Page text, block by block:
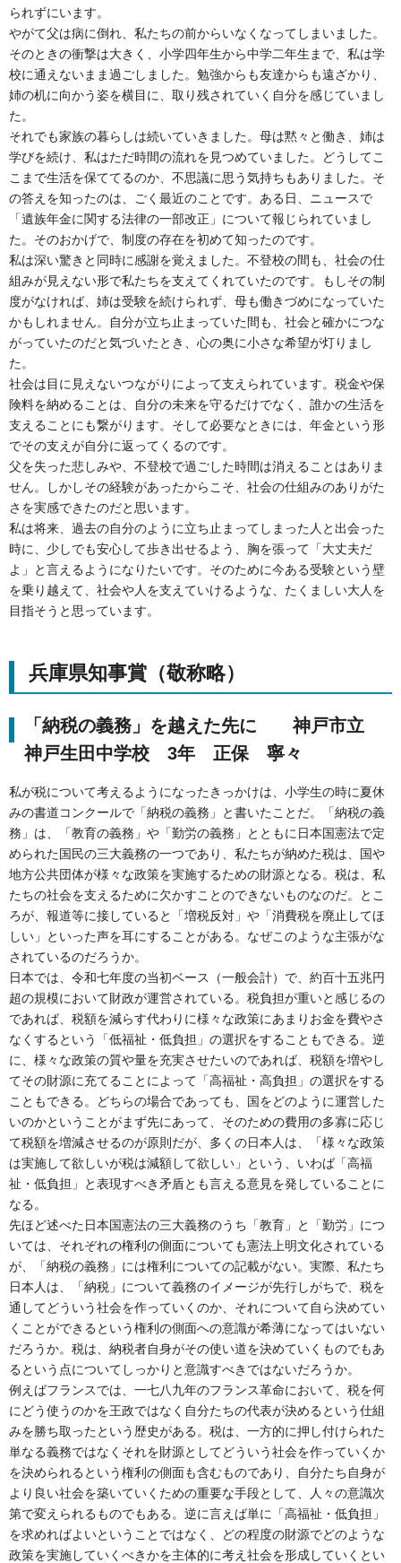
られずにいます。
やがて父は病に倒れ、私たちの前からいなくなってしまいました。
そのときの衝撃は大きく、小学四年生から中学二年生まで、私は学
校に通えないまま過ごしました。勉強からも友達からも遠ざかり、
姉の机に向かう姿を横目に、取り残されていく自分を感じていまし
た。
それでも家族の暮らしは続いていきました。母は黙々と働き、姉は
学びを続け、私はただ時間の流れを見つめていました。どうしてこ
こまで生活を保ててるのか、不思議に思う気持ちもありました。そ
の答えを知ったのは、ごく最近のことです。ある日、ニュースで
「遺族年金に関する法律の一部改正」について報じられていまし
た。そのおかげで、制度の存在を初めて知ったのです。
私は深い驚きと同時に感謝を覚えました。不登校の間も、社会の仕
組みが見えない形で私たちを支えてくれていたのです。もしその制
度がなければ、姉は受験を続けられず、母も働きづめになっていた
かもしれません。自分が立ち止まっていた間も、社会と確かにつな
がっていたのだと気づいたとき、心の奥に小さな希望が灯りまし
た。
社会は目に見えないつながりによって支えられています。税金や保
険料を納めることは、自分の未来を守るだけでなく、誰かの生活を
支えることにも繋がります。そして必要なときには、年金という形
でその支えが自分に返ってくるのです。
父を失った悲しみや、不登校で過ごした時間は消えることはありま
せん。しかしその経験があったからこそ、社会の仕組みのありがた
さを実感できたのだと思います。
私は将来、過去の自分のように立ち止まってしまった人と出会った
時に、少しでも安心して歩き出せるよう、胸を張って「大丈夫だ
よ」と言えるようになりたいです。そのために今ある受験という壁
を乗り越えて、社会や人を支えていけるような、たくましい大人を
目指そうと思っています。
兵庫県知事賞（敬称略）
「納税の義務」を越えた先に 神戸市立
神戸生田中学校 3年 正保 寧々
私が税について考えるようになったきっかけは、小学生の時に夏休
みの書道コンクールで「納税の義務」と書いたことだ。「納税の義
務」は、「教育の義務」や「勤労の義務」とともに日本国憲法で定
められた国民の三大義務の一つであり、私たちが納めた税は、国や
地方公共団体が様々な政策を実施するための財源となる。税は、私
たちの社会を支えるために欠かすことのできないものなのだ。とこ
ろが、報道等に接していると「増税反対」や「消費税を廃止してほ
しい」といった声を耳にすることがある。なぜこのような主張がな
されているのだろうか。
日本では、令和七年度の当初ベース（一般会計）で、約百十五兆円
超の規模において財政が運営されている。税負担が重いと感じるの
であれば、税額を減らす代わりに様々な政策にあまりお金を費やさ
なくするという「低福祉・低負担」の選択をすることもできる。逆
に、様々な政策の質や量を充実させたいのであれば、税額を増やし
てその財源に充てることによって「高福祉・高負担」の選択をする
こともできる。どちらの場合であっても、国をどのように運営した
いのかということがまず先にあって、そのための費用の多寡に応じ
て税額を増減させるのが原則だが、多くの日本人は、「様々な政策
は実施して欲しいが税は減額して欲しい」という、いわば「高福
祉・低負担」と表現すべき矛盾とも言える意見を発していることに
なる。
先ほど述べた日本国憲法の三大義務のうち「教育」と「勤労」につ
いては、それぞれの権利の側面についても憲法上明文化されている
が、「納税の義務」には権利についての記載がない。実際、私たち
日本人は、「納税」について義務のイメージが先行しがちで、税を
通してどういう社会を作っていくのか、それについて自ら決めてい
くことができるという権利の側面への意識が希薄になってはいない
だろうか。税は、納税者自身がその使い道を決めていくものでもあ
るという点についてしっかりと意識すべきではないだろうか。
例えばフランスでは、一七八九年のフランス革命において、税を何
にどう使うのかを王政ではなく自分たちの代表が決めるという仕組
みを勝ち取ったという歴史がある。税は、一方的に押し付けられた
単なる義務ではなくそれを財源としてどういう社会を作っていくか
を決められるという権利の側面も含むものであり、自分たち自身が
より良い社会を築いていくための重要な手段として、人々の意識次
第で変えられるものでもある。逆に言えば単に「高福祉・低負担」
を求めればよいということではなく、どの程度の財源でどのような
政策を実施していくべきかを主体的に考え社会を形成していくとい